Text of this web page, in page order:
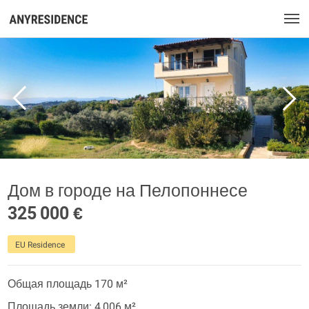
Дом в городе на Пелопоннесе
325 000 €
EU Residence
Общая площадь 170 м²